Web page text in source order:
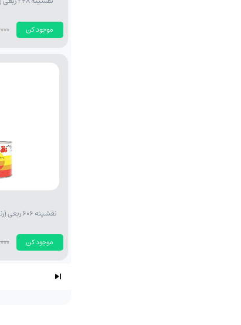
موجود کن
نقشینه 606 ربعی (رنگ روغنی طوسی روشن)
موجود کن